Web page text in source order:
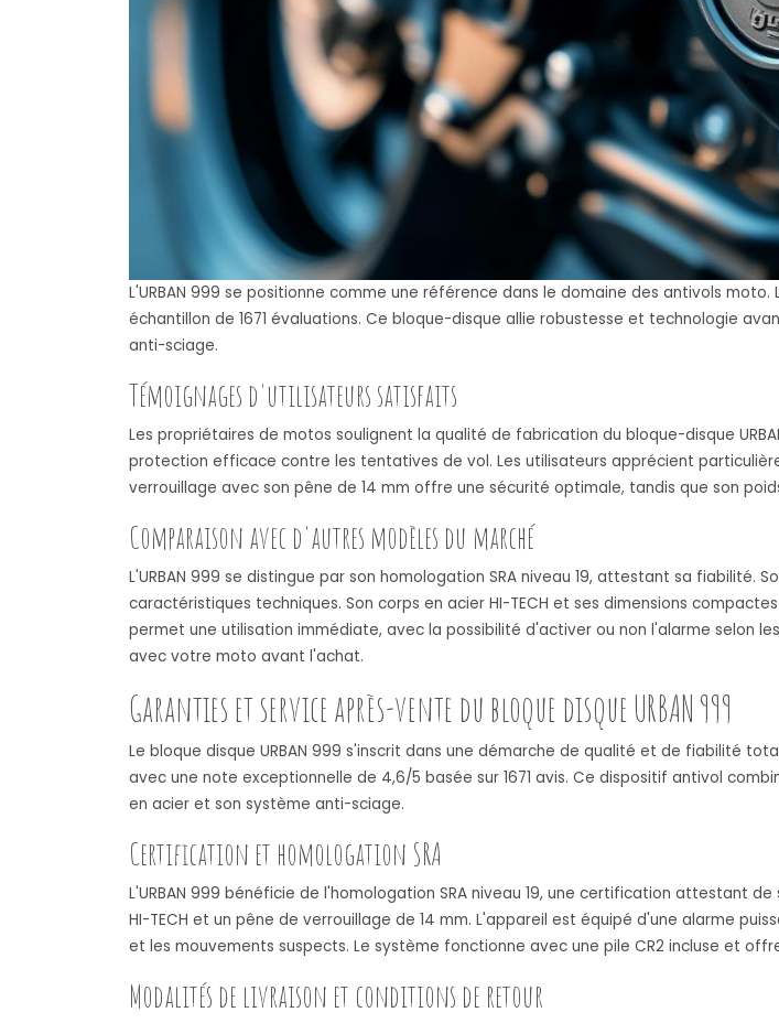
L'URBAN 999 se positionne comme une référence dans le domaine des antivols
échantillon de 1671 évaluations. Ce bloque-disque allie robustesse et technologie
anti-sciage.
Témoignages d'utilisateurs satisfaits
Les propriétaires de motos soulignent la qualité de fabrication du bloque-disque
protection efficace contre les tentatives de vol. Les utilisateurs apprécient
verrouillage avec son pêne de 14 mm offre une sécurité optimale, tandis que son
Comparaison avec d'autres modèles du marché
L'URBAN 999 se distingue par son homologation SRA niveau 19, attestant sa fiabilité.
caractéristiques techniques. Son corps en acier HI-TECH et ses dimensions
permet une utilisation immédiate, avec la possibilité d'activer ou non l'alarme selon
avec votre moto avant l'achat.
Garanties et service après-vente du bloque disque URBAN 999
Le bloque disque URBAN 999 s'inscrit dans une démarche de qualité et de fiabilité
avec une note exceptionnelle de 4,6/5 basée sur 1671 avis. Ce dispositif antivol
en acier et son système anti-sciage.
Certification et homologation SRA
L'URBAN 999 bénéficie de l'homologation SRA niveau 19, une certification attestant
HI-TECH et un pêne de verrouillage de 14 mm. L'appareil est équipé d'une alarme
et les mouvements suspects. Le système fonctionne avec une pile CR2 incluse et
Modalités de livraison et conditions de retour